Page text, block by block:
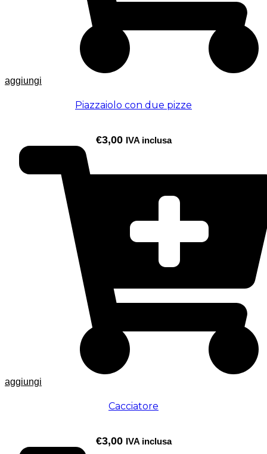
aggiungi
Piazzaiolo con due pizze
€3,00 IVA inclusa
aggiungi
Cacciatore
€3,00 IVA inclusa